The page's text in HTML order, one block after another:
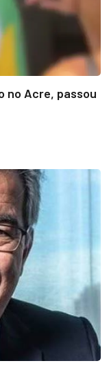
no Acre, passou